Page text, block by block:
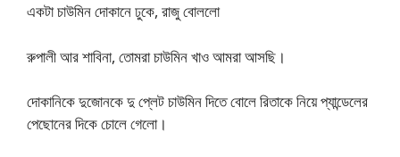
একটা চাউমিন দোকানে ঢুকে, রাজু বোললো
রুপালী আর শাবিনা, তোমরা চাউমিন খাও আমরা আসছি।
দোকানিকে দুজোনকে দু প্লেট চাউমিন দিতে বোলে রিতাকে নিয়ে প্যান্ডেলের
পেছোনের দিকে চোলে গেলো।